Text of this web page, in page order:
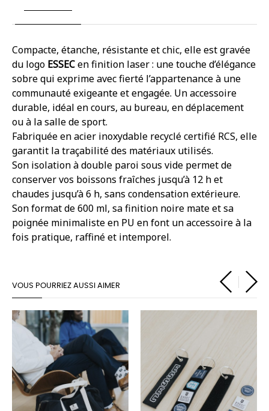
Compacte, étanche, résistante et chic, elle est gravée
du logo ESSECen finition laser : une touche d’élégance
sobre qui exprime avec fierté l’appartenance à une
communauté exigeante et engagée. Un accessoire
durable, idéal en cours, au bureau, en déplacement
ou à la salle de sport.
Fabriquée en acier inoxydable recyclé certifié RCS, elle
garantit la traçabilité des matériaux utilisés.
Son isolation à double paroi sous vide permet de
conserver vos boissons fraîches jusqu’à 12 h et
chaudes jusqu’à 6 h, sans condensation extérieure.
Son format de 600 ml, sa finition noire mate et sa
poignée minimaliste en PU en font un accessoire à la
fois pratique, raffiné et intemporel.
VOUS POURRIEZ AUSSI AIMER